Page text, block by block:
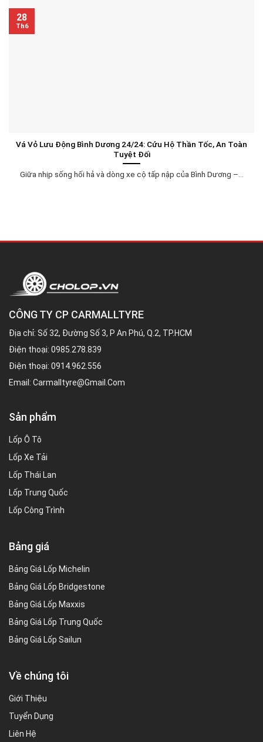
Vá Vỏ Lưu Động Bình Dương 24/24: Cứu Hộ Thần Tốc, An Toàn
Tuyệt Đối
Giữa nhịp sống hối hả và dòng xe cộ tấp nập của Bình Dương –...
28
Th6
CÔNG TY CP CARMALLTYRE
Địa chỉ: Số 32, Đường Số 3, P An Phú, Q.2, TP.HCM
Điện thoại: 0985.278.839
Điện thoại: 0914.962.556
Email: Carmalltyre@gmail.com
Sản phẩm
Lốp Ô Tô
Lốp Xe Tải
Lốp Thái Lan
Lốp Trung Quốc
Lốp Công Trình
Bảng giá
Bảng Giá Lốp Michelin
Bảng Giá Lốp Bridgestone
Bảng Giá Lốp Maxxis
Bảng Giá Lốp Trung Quốc
Bảng Giá Lốp Sailun
Về chúng tôi
Giới Thiệu
Tuyển Dụng
Liên Hệ